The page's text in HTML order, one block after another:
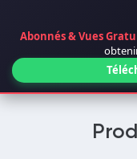
Abonnés & Vues